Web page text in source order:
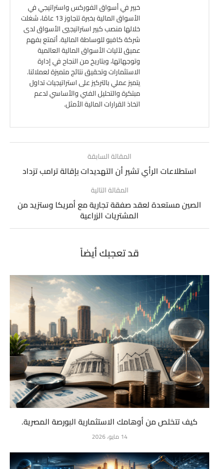
خبير في أسواق الفوركس واستراتيجي في
الأسواق المالية بخبرة تتجاوز 13 عامًا، شغلت
خلالها منصب كبير استراتيجيي الأسواق لدى
شركة كافيو للوساطة المالية. أتمتع بفهم
عميق لآليات الأسواق المالية العالمية
وتوجهاتها، وبتاريخ من النجاح في إدارة
الاستثمارات وتحقيق نتائج متميزة لعملائنا.
يتميز عملي بالتركيز على استراتيجيات تداول
مبتكرة والتحليل الفني والأساسي لدعم
اتخاذ القرارات المالية الأمثل.
المقالة السابقة
استطلاعات الرأي تشير أن التهديدات بإقالة ترامب تزداد
المقالة التالية
الصين مستعدة لعقد صفقة تجارية مع أمريكا وستزيد من
المشتريات الزراعية
قد تعجبك أيضاً
كيف تتخلص من أوهامك الاستثمارية البورصة المصرية.
14 مايو، 2026